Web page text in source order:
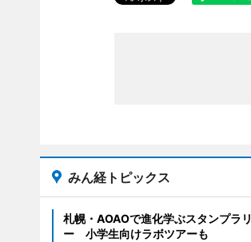
みん経トピックス
札幌・AOAOで進化学ぶスタンプラリ
ー 小学生向けラボツアーも